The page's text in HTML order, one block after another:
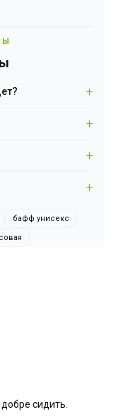
и женщинам.
до 30°C и сушить
части лица.
бафф унисекс
сидить.